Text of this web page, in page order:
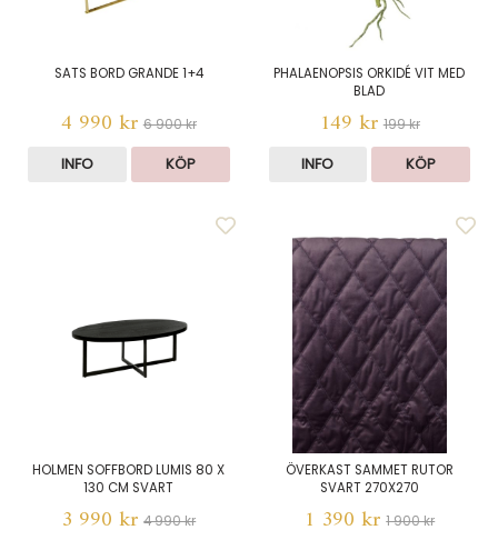
SATS BORD GRANDE 1+4
4 990 kr 6 900 kr
INFO KÖP
PHALAENOPSIS ORKIDÉ VIT MED
BLAD
149 kr 199 kr
INFO KÖP
HOLMEN SOFFBORD LUMIS 80 X
130 CM SVART
3 990 kr 4 990 kr
ÖVERKAST SAMMET RUTOR
SVART 270X270
1 390 kr 1 900 kr